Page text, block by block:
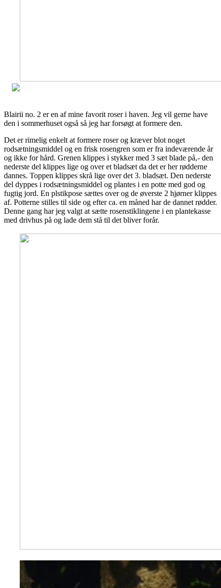
Blairii no. 2 er en af mine favorit roser i haven. Jeg vil gerne have
den i sommerhuset også så jeg har forsøgt at formere den.
Det er rimelig enkelt at formere roser og kræver blot noget
rodsætningsmiddel og en frisk rosengren som er fra indeværende år
og ikke for hård. Grenen klippes i stykker med 3 sæt blade på,- den
nederste del klippes lige og over et bladsæt da det er her rødderne
dannes. Toppen klippes skrå lige over det 3. bladsæt. Den nederste
del dyppes i rodsætningsmiddel og plantes i en potte med god og
fugtig jord. En plstikpose sættes over og de øverste 2 hjørner klippes
af. Potterne stilles til side og efter ca. en måned har de dannet rødder.
Denne gang har jeg valgt at sætte rosenstiklingene i en plantekasse
med drivhus på og lade dem stå til det bliver forår.